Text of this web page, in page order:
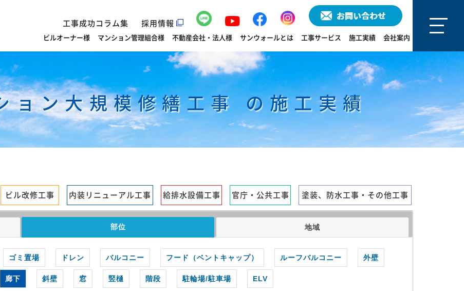
工事成功コラム集 採用情報
ビルオーナー様 マンション管理組合様 不動産会社・法人様 サンウォールとは 工事サービス 施工実績 会社案内
ョン大規模修繕工事 の施工実績
ビル改修工事 内装リニューアル工事 給排水設備工事 官庁・公共工事 塗装、防水工事・その他工事
部位 地域
ゴミ置場 ドレン バルコニー フード（ベントキャップ） ルーフバルコニー 外壁
廊下 斜壁 窓 竪樋 階段 駐輪場/駐車場 ELV